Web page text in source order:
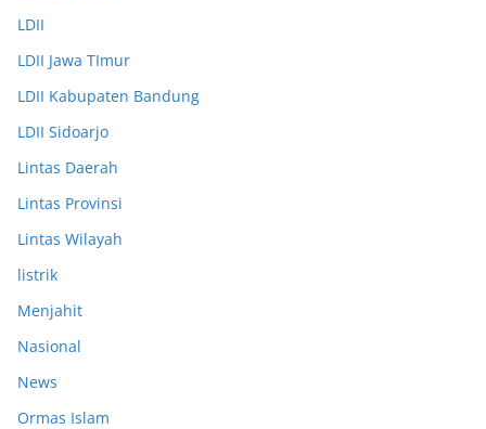
LDII
LDII Jawa TImur
LDII Kabupaten Bandung
LDII Sidoarjo
Lintas Daerah
Lintas Provinsi
Lintas Wilayah
listrik
Menjahit
Nasional
News
Ormas Islam